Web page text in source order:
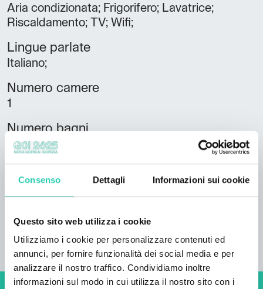
Consenso Dettagli Informazioni sui cookie
Questo sito web utilizza i cookie
Utilizziamo i cookie per personalizzare contenuti ed
annunci, per fornire funzionalità dei social media e per
analizzare il nostro traffico. Condividiamo inoltre
informazioni sul modo in cui utilizza il nostro sito con i
Aria condizionata; Frigorifero; Lavatrice;
Riscaldamento; TV; Wifi;
Lingue parlate
Italiano;
Numero camere
1
Numero bagni